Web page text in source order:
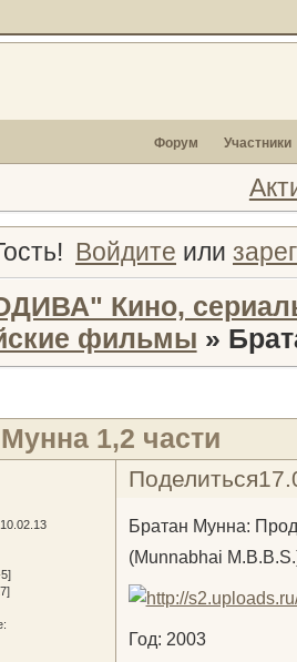
Форум Участники
Войдите или
Кино,
фильмы »
1,2 части
Поделиться
Братан Мунна:
(Munnabhai
Год: 2003